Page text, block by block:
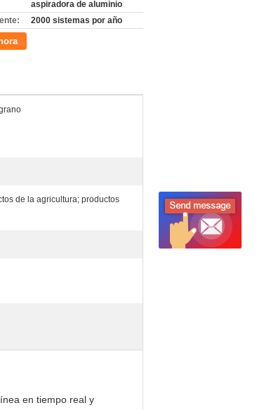
aspiradora de aluminio
2000 sistemas por año
de la agricultura; productos
en tiempo real y